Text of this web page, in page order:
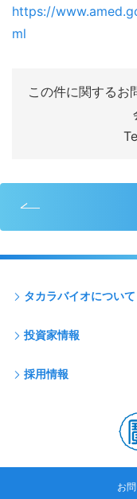
https://
ml
この件に関するお
タカラバイオについて
投資家情報
採用情報
お